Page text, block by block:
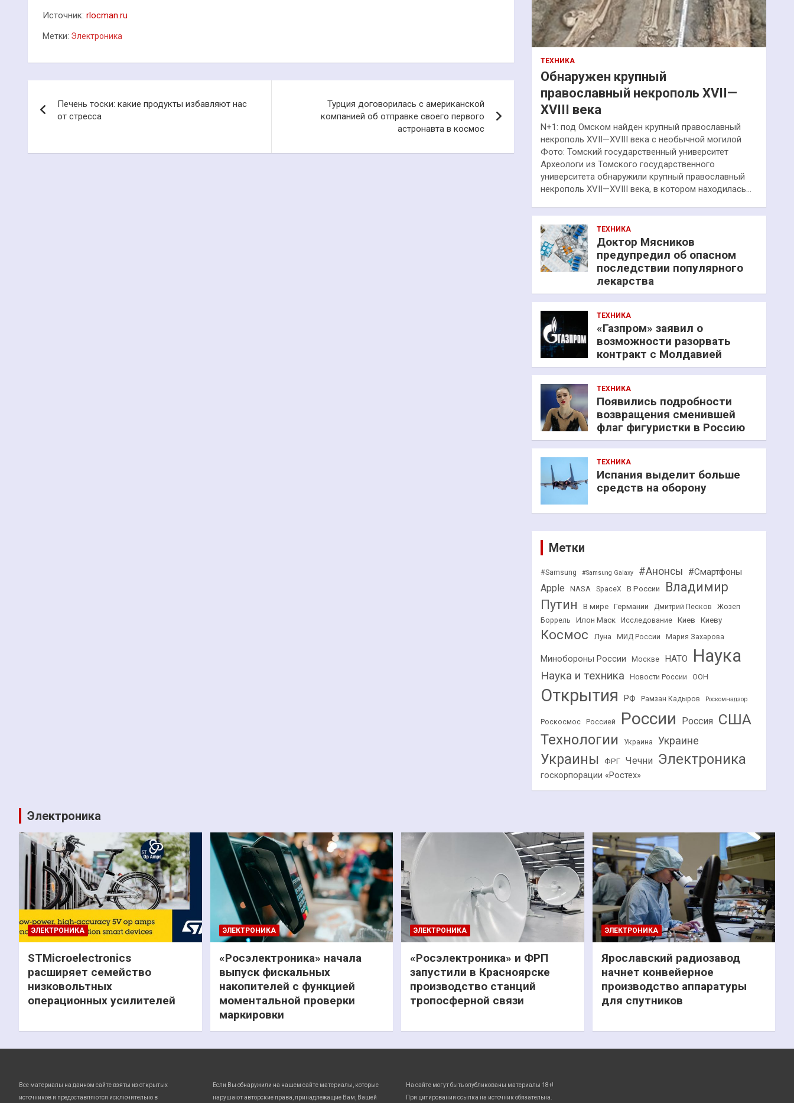
Источник: rlocman.ru
Метки: Электроника
по
Печень тоски: какие продукты избавляют нас
от стресса
Турция договорилась с американской
компанией об отправке своего первого
астронавта в космос
ТЕХНИКА
Обнаружен крупный
православный некрополь XVII—
XVIII века
N+1: под Омском найден крупный православный
некрополь XVII—XVIII века с необычной могилой
Фото: Томский государственный университет
Археологи из Томского государственного
университета обнаружили крупный православный
некрополь XVII—XVIII века, в котором находилась…
ТЕХНИКА
Доктор Мясников
предупредил об опасном
последствии популярного
лекарства
ТЕХНИКА
«Газпром» заявил о
возможности разорвать
контракт с Молдавией
ТЕХНИКА
Появились подробности
возвращения сменившей
флаг фигуристки в Россию
ТЕХНИКА
Испания выделит больше
средств на оборону
Метки
#Samsung #Samsung Galaxy #Анонсы #Смартфоны
Apple NASA SpaceX В России
Владимир
Путин
В мире Германии Дмитрий Песков
Жозеп
Боррель
Илон Маск Исследование Киев Киеву
Космос Луна МИД России Мария Захарова
Минобороны России Москве НАТО Наука
Наука и техника Новости России ООН
Открытия РФ Рамзан Кадыров Роскомнадзор
Роскосмос Россией России Россия США
Технологии Украина Украине
Украины ФРГ Чечни Электроника
госкорпорации «Ростех»
Электроника
ЭЛЕКТРОНИКА
STMicroelectronics
расширяет семейство
низковольтных
операционных усилителей
ЭЛЕКТРОНИКА
«Росэлектроника» начала
выпуск фискальных
накопителей с функцией
моментальной проверки
маркировки
ЭЛЕКТРОНИКА
«Росэлектроника» и ФРП
запустили в Красноярске
производство станций
тропосферной связи
ЭЛЕКТРОНИКА
Ярославский радиозавод
начнет конвейерное
производство аппаратуры
для спутников
Все материалы на данном сайте взяты из открытых
источников и предоставляются исключительно в
Если Вы обнаружили на нашем сайте материалы, которые
нарушают авторские права, принадлежащие Вам, Вашей
На сайте могут быть опубликованы материалы 18+!
При цитировании ссылка на источник обязательна.